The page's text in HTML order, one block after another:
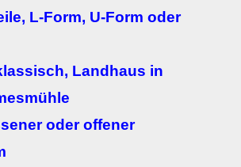
L-Form, U-Form oder
Landhaus in
oder offener